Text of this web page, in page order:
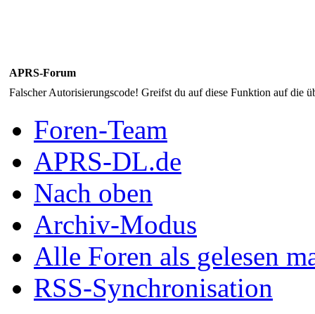
APRS-Forum
Falscher Autorisierungscode! Greifst du auf diese Funktion auf die
Foren-Team
APRS-DL.de
Nach oben
Archiv-Modus
Alle Foren als gelesen
RSS-Synchronisation